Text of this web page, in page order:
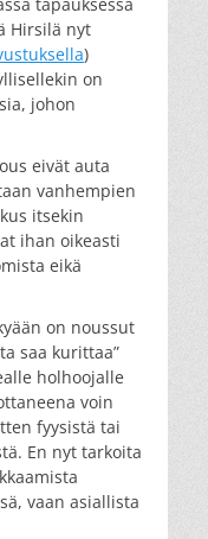
Hirsilä nyt
)
on
johon
eivät auta
vanhempien
itsekin
ihan oikeasti
eikä
on noussut
saa kurittaa”
holhoojalle
voin
fyysistä tai
En nyt tarkoita
vaan asiallista